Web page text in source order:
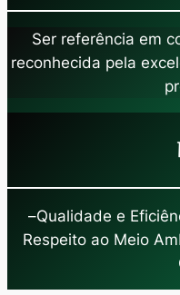
Ser referência em
reconhecida pela
–Qualidade e
Respeito ao Meio